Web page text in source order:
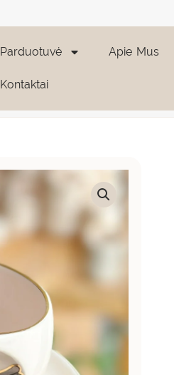
Parduotuvė Apie Mus
Kontaktai